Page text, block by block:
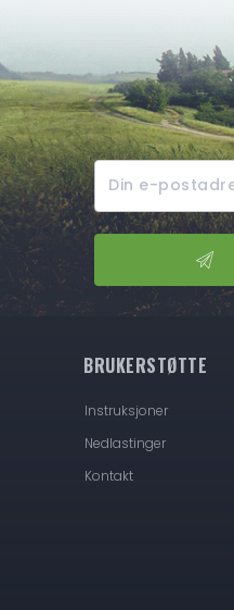
BRUKERSTØTTE
Instruksjoner
Nedlastinger
Kontakt